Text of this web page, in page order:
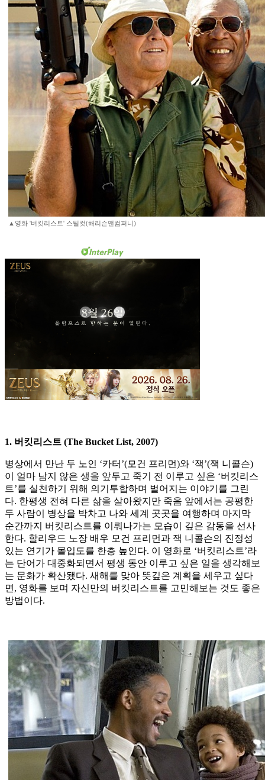
▲영화 '버킷리스트' 스틸컷(해리슨앤컴퍼니)
1. 버킷리스트 (The Bucket List, 2007)
병상에서 만난 두 노인 ‘카터’(모건 프리먼)와 ‘잭’(잭 니콜슨)
이 얼마 남지 않은 생을 앞두고 죽기 전 이루고 싶은 ‘버킷리스
트’를 실천하기 위해 의기투합하며 벌어지는 이야기를 그린
다. 한평생 전혀 다른 삶을 살아왔지만 죽음 앞에서는 공평한
두 사람이 병상을 박차고 나와 세계 곳곳을 여행하며 마지막
순간까지 버킷리스트를 이뤄나가는 모습이 깊은 감동을 선사
한다. 할리우드 노장 배우 모건 프리먼과 잭 니콜슨의 진정성
있는 연기가 몰입도를 한층 높인다. 이 영화로 ‘버킷리스트’라
는 단어가 대중화되면서 평생 동안 이루고 싶은 일을 생각해보
는 문화가 확산됐다. 새해를 맞아 뜻깊은 계획을 세우고 싶다
면, 영화를 보며 자신만의 버킷리스트를 고민해보는 것도 좋은
방법이다.